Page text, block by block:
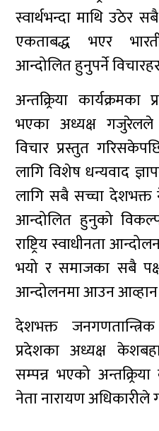
स्वार्थभन्दा माथि उठेर
एकताबद्ध भएर
आन्दोलित हुनुपर्ने
अन्तक्र्रिया
भएका अध्यक्ष गजुरेलले
विचार प्रस्तुत
लागि विशेष धन्यवाद
लागि सबै सच्चा देशभक्त
आन्दोलित हुनुको
राष्ट्रिय स्वाधीनता
भयो र समाजका सबै
आन्दोलनमा आउन आव्हान
देशभक्त
प्रदेशका अध्यक्ष
सम्पन्न भएको
नेता नारायण अधिकारीले